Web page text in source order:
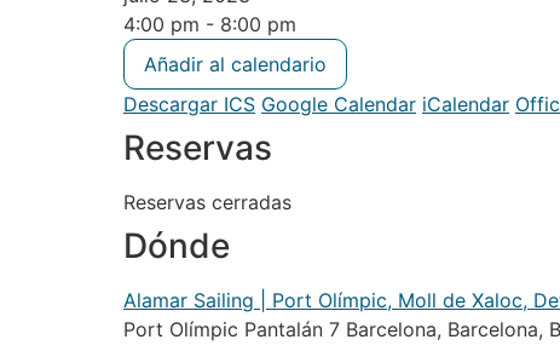
4:00 pm - 8:00 pm
Añadir al calendario
Descargar ICS Google Calendar iCalendar
Reservas
Reservas cerradas
Dónde
Alamar Sailing | Port Olímpic, Moll de Xaloc,
Port Olímpic Pantalán 7 Barcelona,